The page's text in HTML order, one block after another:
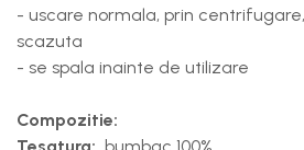
- uscare normala, prin
scazuta
- se spala inainte de utilizare
Compozitie: